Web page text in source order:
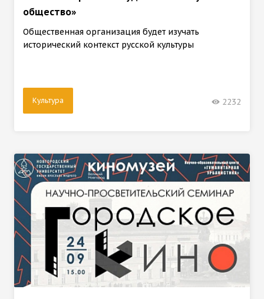
общество»
Общественная организация будет изучать
исторический контекст русской культуры
Культура 2232